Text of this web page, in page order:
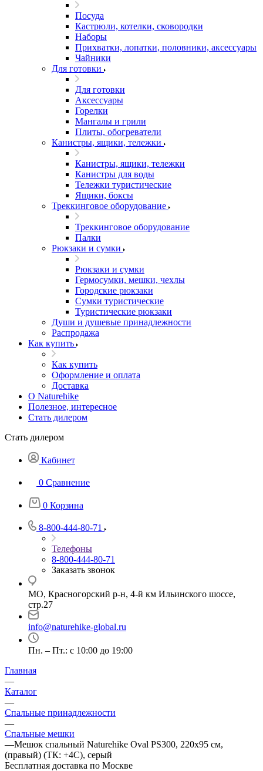
Посуда
Кастрюли, котелки, сковородки
Наборы
Прихватки, лопатки, половники, аксессуары
Чайники
Для готовки
Для готовки
Аксессуары
Горелки
Мангалы и грили
Плиты, обогреватели
Канистры, ящики, тележки
Канистры, ящики, тележки
Канистры для воды
Тележки туристические
Ящики, боксы
Треккинговое оборудование
Треккинговое оборудование
Палки
Рюкзаки и сумки
Рюкзаки и сумки
Гермосумки, мешки, чехлы
Городские рюкзаки
Сумки туристические
Туристические рюкзаки
Души и душевые принадлежности
Распродажа
Как купить
Как купить
Оформление и оплата
Доставка
О Naturehike
Полезное, интересное
Стать дилером
Стать дилером
Кабинет
0 Сравнение
0 Корзина
8-800-444-80-71
Телефоны
8-800-444-80-71
Заказать звонок
МО, Красногорский р-н, 4-й км Ильинского шоссе,
стр.27
info@naturehike-global.ru
Пн. – Пт.: с 10:00 до 19:00
Главная
—
Каталог
—
Спальные принадлежности
—
Спальные мешки
—Мешок спальный Naturehike Oval PS300, 220х95 см,
(правый) (ТК: +4C), серый
Бесплатная доставка по Москве